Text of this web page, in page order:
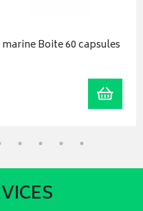
Boite 60 capsules